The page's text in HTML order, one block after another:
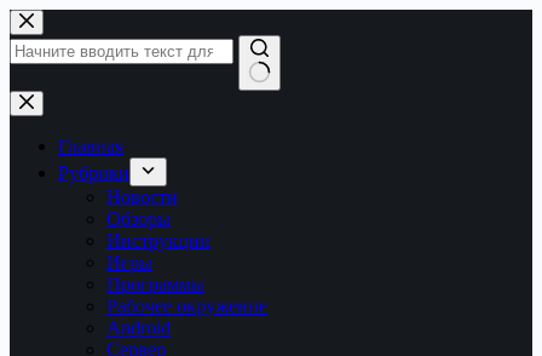
Перейти
к
сути
Ничего
не
найденоГлавная
Рубрики
Новости
Обзоры
Инструкции
Игры
Программы
Рабочее окружение
Android
Сервер